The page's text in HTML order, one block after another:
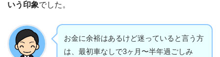
いう印象でした。
お金に余裕はあるけど迷っていると言う方
は、最初車なしで3ヶ月〜半年過ごしみ